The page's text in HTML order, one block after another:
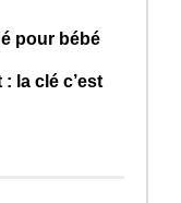
pour bébé
la clé c’est